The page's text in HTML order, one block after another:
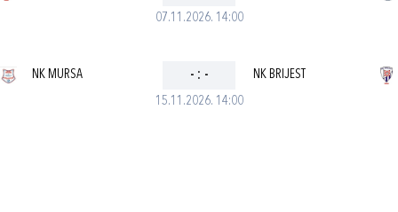
07.11.2026. 14:00
15.11.2026. 14:00
NK MURSA - : - NK BRIJEST